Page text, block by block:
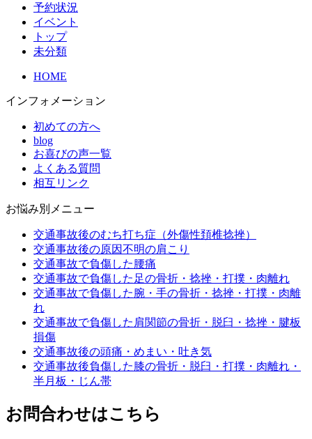
予約状況
イベント
トップ
未分類
HOME
インフォメーション
初めての方へ
blog
お喜びの声一覧
よくある質問
相互リンク
お悩み別メニュー
交通事故後のむち打ち症（外傷性頚椎捻挫）
交通事故後の原因不明の肩こり
交通事故で負傷した腰痛
交通事故で負傷した足の骨折・捻挫・打撲・肉離れ
交通事故で負傷した腕・手の骨折・捻挫・打撲・肉離
れ
交通事故で負傷した肩関節の骨折・脱臼・捻挫・腱板
損傷
交通事故後の頭痛・めまい・吐き気
交通事故後負傷した膝の骨折・脱臼・打撲・肉離れ・
半月板・じん帯
お問合わせはこちら